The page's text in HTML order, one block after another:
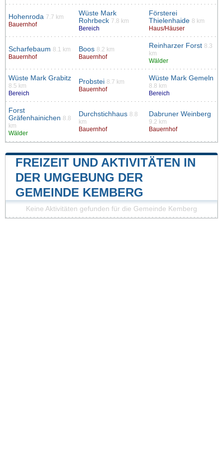
Hohenroda 7.7 km
Bauernhof
Wüste Mark
Rohrbeck 7.8 km
Bereich
Försterei
Thielenhaide 8 km
Haus/Häuser
Scharfebaum 8.1 km
Bauernhof
Boos 8.2 km
Bauernhof
Reinharzer Forst 8.3
km
Wälder
Wüste Mark Grabitz
8.5 km
Bereich
Probstei 8.7 km
Bauernhof
Wüste Mark Gemeln
8.8 km
Bereich
Forst
Gräfenhainichen 8.8
km
Wälder
Durchstichhaus 8.8
km
Bauernhof
Dabruner Weinberg
9.2 km
Bauernhof
FREIZEIT UND AKTIVITÄTEN IN
DER UMGEBUNG DER
GEMEINDE KEMBERG
Keine Aktivitäten gefunden für die Gemeinde Kemberg